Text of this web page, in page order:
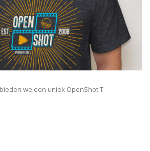
we een uniek OpenShot T-